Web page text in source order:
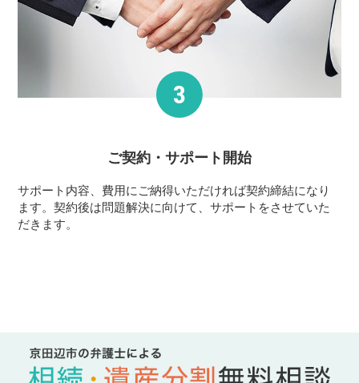
ご契約・サポート開始
サポート内容、費用にご納得いただければ契約締結になり
ます。契約後は問題解決に向けて、サポートをさせていた
だきます。